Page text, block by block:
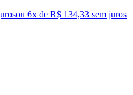
ou 6x de R$ 134,33 sem juros